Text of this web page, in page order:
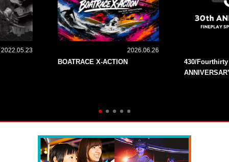
2022.05.23 2026.06.26
BOATRACE X-ACTION
430/